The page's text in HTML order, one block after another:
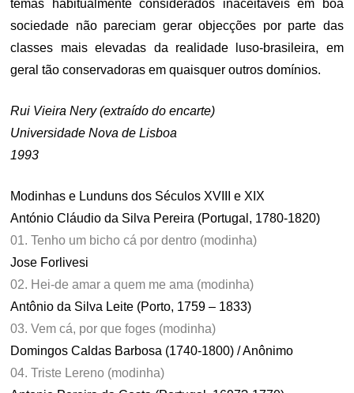
temas habitualmente considerados inaceitáveis em boa
sociedade não pareciam gerar objecções por parte das
classes mais elevadas da realidade luso-brasileira, em
geral tão conservadoras em quaisquer outros domínios.
Rui Vieira Nery (extraído do encarte)
Universidade Nova de Lisboa
1993
Modinhas e Lunduns dos Séculos XVIII e XIX
António Cláudio da Silva Pereira (Portugal, 1780-1820)
01. Tenho um bicho cá por dentro (modinha)
Jose Forlivesi
02. Hei-de amar a quem me ama (modinha)
Antônio da Silva Leite (Porto, 1759 – 1833)
03. Vem cá, por que foges (modinha)
Domingos Caldas Barbosa (1740-1800) / Anônimo
04. Triste Lereno (modinha)